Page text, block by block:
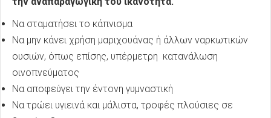
Να σταματήσει το κάπνισμα
Να μην κάνει χρήση μαριχουάνας ή άλλων ναρκωτικών
ουσιών, όπως επίσης, υπέρμετρη κατανάλωση
οινοπνεύματος
Να αποφεύγει την έντονη γυμναστική
Να τρώει υγιεινά και μάλιστα, τροφές πλούσιες σε